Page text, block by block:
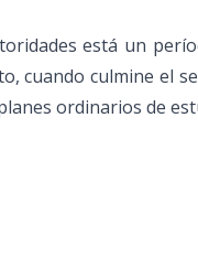
está un
cuando culmine el
ordinarios de